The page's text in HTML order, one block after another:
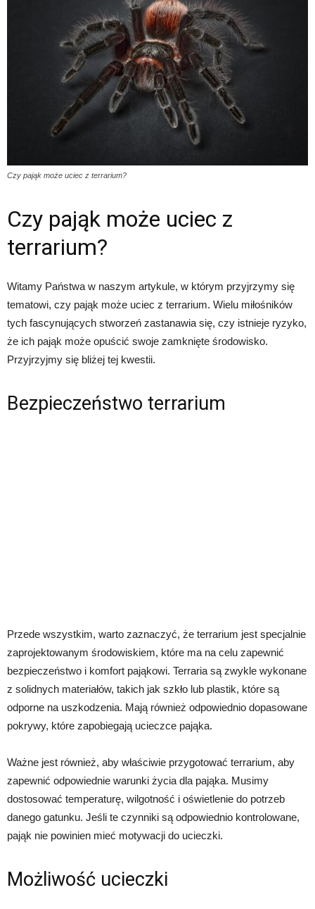
Czy pająk może uciec z terrarium?
Czy pająk może uciec z
terrarium?
Witamy Państwa w naszym artykule, w którym przyjrzymy się
tematowi, czy pająk może uciec z terrarium. Wielu miłośników
tych fascynujących stworzeń zastanawia się, czy istnieje ryzyko,
że ich pająk może opuścić swoje zamknięte środowisko.
Przyjrzyjmy się bliżej tej kwestii.
Bezpieczeństwo terrarium
Przede wszystkim, warto zaznaczyć, że terrarium jest specjalnie
zaprojektowanym środowiskiem, które ma na celu zapewnić
bezpieczeństwo i komfort pająkowi. Terraria są zwykle wykonane
z solidnych materiałów, takich jak szkło lub plastik, które są
odporne na uszkodzenia. Mają również odpowiednio dopasowane
pokrywy, które zapobiegają ucieczce pająka.
Ważne jest również, aby właściwie przygotować terrarium, aby
zapewnić odpowiednie warunki życia dla pająka. Musimy
dostosować temperaturę, wilgotność i oświetlenie do potrzeb
danego gatunku. Jeśli te czynniki są odpowiednio kontrolowane,
pająk nie powinien mieć motywacji do ucieczki.
Możliwość ucieczki